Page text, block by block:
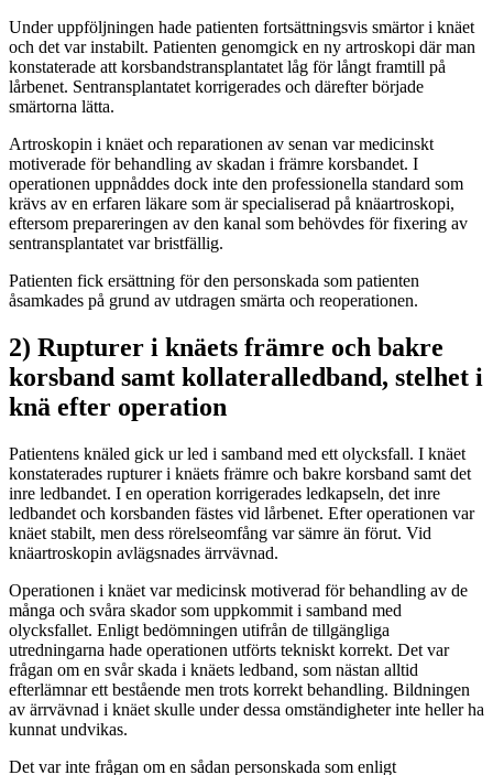
Under uppföljningen hade patienten fortsättningsvis smärtor i knäet
och det var instabilt. Patienten genomgick en ny artroskopi där man
konstaterade att korsbandstransplantatet låg för långt framtill på
lårbenet. Sentransplantatet korrigerades och därefter började
smärtorna lätta.
Artroskopin i knäet och reparationen av senan var medicinskt
motiverade för behandling av skadan i främre korsbandet. I
operationen uppnåddes dock inte den professionella standard som
krävs av en erfaren läkare som är specialiserad på knäartroskopi,
eftersom prepareringen av den kanal som behövdes för fixering av
sentransplantatet var bristfällig.
Patienten fick ersättning för den personskada som patienten
åsamkades på grund av utdragen smärta och reoperationen.
2) Rupturer i knäets främre och bakre
korsband samt kollateralledband, stelhet i
knä efter operation
Patientens knäled gick ur led i samband med ett olycksfall. I knäet
konstaterades rupturer i knäets främre och bakre korsband samt det
inre ledbandet. I en operation korrigerades ledkapseln, det inre
ledbandet och korsbanden fästes vid lårbenet. Efter operationen var
knäet stabilt, men dess rörelseomfång var sämre än förut. Vid
knäartroskopin avlägsnades ärrvävnad.
Operationen i knäet var medicinsk motiverad för behandling av de
många och svåra skador som uppkommit i samband med
olycksfallet. Enligt bedömningen utifrån de tillgängliga
utredningarna hade operationen utförts tekniskt korrekt. Det var
frågan om en svår skada i knäets ledband, som nästan alltid
efterlämnar ett bestående men trots korrekt behandling. Bildningen
av ärrvävnad i knäet skulle under dessa omständigheter inte heller ha
kunnat undvikas.
Det var inte frågan om en sådan personskada som enligt